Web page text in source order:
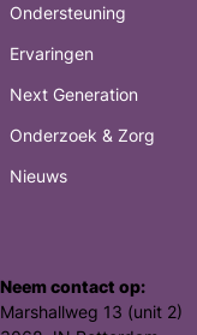
Ondersteuning
Ervaringen
Next Generation
Onderzoek & Zorg
Nieuws
Neem contact op:
Marshallweg 13 (unit 2)